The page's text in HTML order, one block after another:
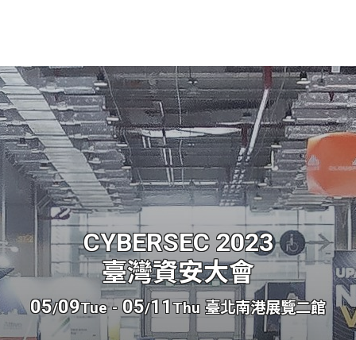
CYBERSEC 2023
臺灣資安大會
05/09Tue - 05/11Thu 臺北南港展覽二館